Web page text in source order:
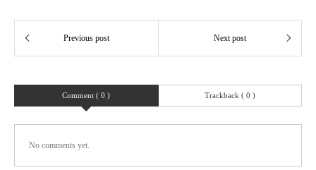
Comment ( 0 ) Trackback ( 0 )
No comments yet.